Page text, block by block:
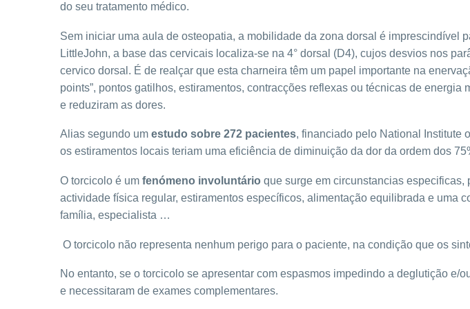
do seu tratamento médico.
Sem iniciar uma aula de osteopatia, a mobilidade da zona dorsal é
LittleJohn, a base das cervicais localiza-se na 4° dorsal (D4), cujos desvios nos
cervico dorsal. É de realçar que esta charneira têm um papel importante na
points”, pontos gatilhos, estiramentos, contracções reflexas ou técnicas de
e reduziram as dores.
Alias segundo um estudo sobre 272 pacientes, financiado pelo National Institute
os estiramentos locais teriam uma eficiência de diminuição da dor da ordem dos
O torcicolo é um fenómeno involuntário que surge em circunstancias
actividade física regular, estiramentos específicos, alimentação equilibrada e uma
família, especialista …
O torcicolo não representa nenhum perigo para o paciente, na condição que os
No entanto, se o torcicolo se apresentar com espasmos impedindo a deglutição
e necessitaram de exames complementares.